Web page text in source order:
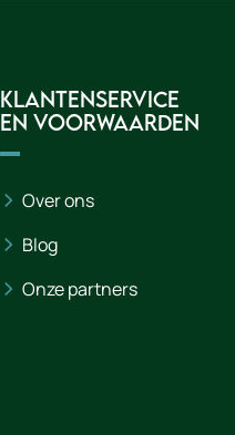
Klantenservice
en voorwaarden
Over ons
Blog
Onze partners